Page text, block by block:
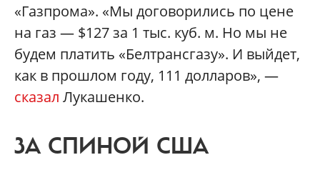
«Газпрома». «Мы договорились по цене
на газ — $127 за 1 тыс. куб. м. Но мы не
будем платить «Белтрансгазу». И выйдет,
как в прошлом году, 111 долларов», —
сказал Лукашенко.
ЗА СПИНОЙ США